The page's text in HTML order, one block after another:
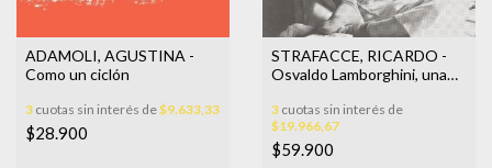
ADAMOLI, AGUSTINA -
Como un ciclón
3 cuotas sin interés de$9.633,33
$28.900
STRAFACCE, RICARDO -
Osvaldo Lamborghini, una
3 cuotas sin interés de
$19.966,67
$59.900